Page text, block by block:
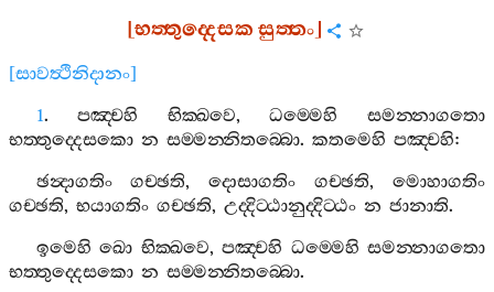
[භත‍්තුද‍්දෙසකසුත‍්තං]
[සාවත්‍ථිනිදානං]
1.පඤ‍්චහි භික‍්ඛවෙ,ධම‍්මෙහි
සමන‍්නාගතො
භත‍්තුද‍්දෙසකො න සම‍්මන‍්නිතබ‍්බො. කතමෙහි පඤ‍්චහි:
ඡන්‍දාගතිං
ගච‍්ඡති,දොසාගතිං ගච‍්ඡති, මොහාගතිං
ගච‍්ඡති, භයාගතිං ගච‍්ඡති, උද‍්දිට‍්ඨානුද‍්දිට‍්ඨං න ජානාති.
ඉමෙහි ඛො භික‍්ඛවෙ,පඤ‍්චහි ධම‍්මෙහි සමන‍්නාගතො
භත‍්තුද‍්දෙසකො න සම‍්මන‍්නිතබ‍්බො.